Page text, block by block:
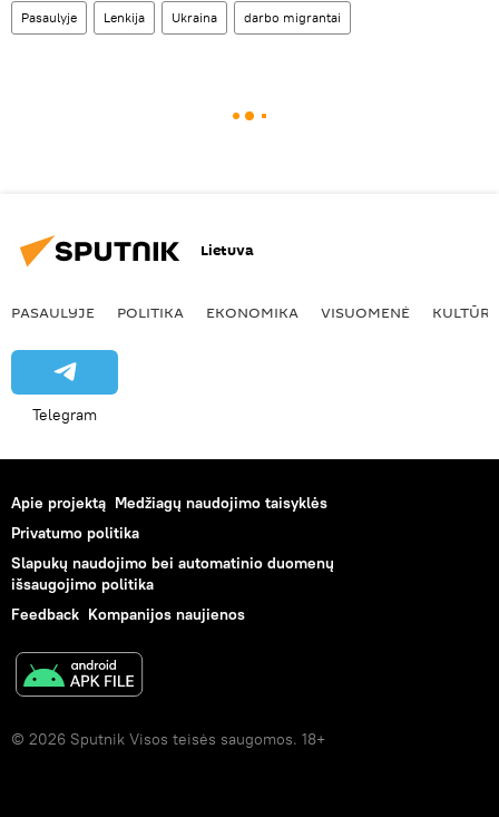
Pasaulyje Lenkija Ukraina darbo migrantai
Lietuva
PASAULYJE POLITIKA EKONOMIKA VISUOMENĖ KULTŪRA
Telegram
Apie projektą Medžiagų naudojimo taisyklės
Privatumo politika
Slapukų naudojimo bei automatinio duomenų
išsaugojimo politika
Feedback Kompanijos naujienos
© 2026 Sputnik Visos teisės saugomos. 18+